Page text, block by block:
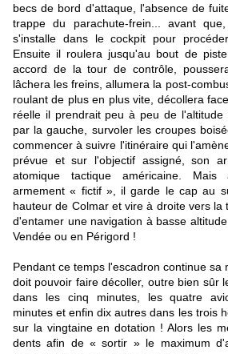
becs de bord d'attaque, l'absence de
trappe du parachute-frein... avant
s'installe dans le cockpit pour
Ensuite il roulera jusqu'au bout de
accord de la tour de contrôle,
lâchera les freins, allumera la post-
roulant de plus en plus vite, décollera
réelle il prendrait peu à peu de l'altitude
par la gauche, survoler les croupes
commencer à suivre l'itinéraire qui
prévue et sur l'objectif assigné, son
atomique tactique américaine. Mais
armement « fictif », il garde le cap au
hauteur de Colmar et vire à droite vers la
d'entamer une navigation à basse
Vendée ou en Périgord !
Pendant ce temps l'escadron continue sa
doit pouvoir faire décoller, outre bien sûr
dans les cinq minutes, les quatre
minutes et enfin dix autres dans les trois
sur la vingtaine en dotation ! Alors les
dents afin de « sortir » le maximum